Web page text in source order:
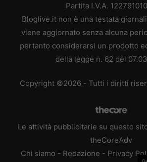
Partita I.V.A.
Bloglive.it non è una testata
viene aggiornato senza alcuna
pertanto considerarsi un prodotto
della legge n. 62 del
Copyright ©2026 - Tutti i diritti
Le attività pubblicitarie su questo
theCoreAdv
Chi siamo - Redazione - Privacy